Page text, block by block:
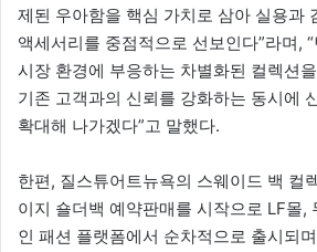
제된 우아함을 핵심 가치로 삼아 실용과
액세서리를 중점적으로 선보인다”라며,
시장 환경에 부응하는 차별화된 컬렉션
기존 고객과의 신뢰를 강화하는 동시에
확대해 나가겠다”고 말했다.
한편, 질스튜어트뉴욕의 스웨이드 백 컬
이지 숄더백 예약판매를 시작으로 LF몰,
인 패션 플랫폼에서 순차적으로 출시되